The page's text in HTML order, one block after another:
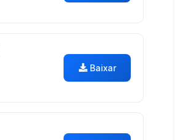
Baixar